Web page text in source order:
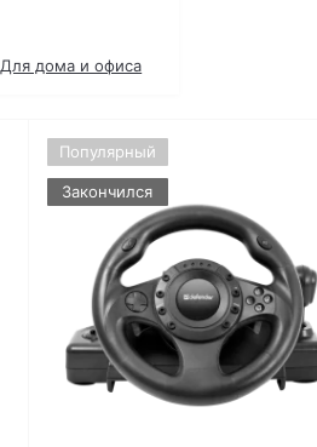
Для дома и офиса
Популярный
Закончился